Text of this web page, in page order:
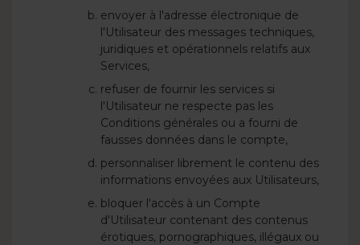
envoyer à l'adresse électronique de
l'Utilisateur des messages techniques,
juridiques et opérationnels relatifs aux
Services,
refuser de fournir les services si
l'Utilisateur ne respecte pas les
Conditions générales ou a fourni de
fausses données dans le compte,
personnaliser librement le contenu des
informations envoyées aux Utilisateurs,
bloquer l'accès à un Compte
d'Utilisateur contenant des contenus
érotiques, pornographiques, illégaux ou